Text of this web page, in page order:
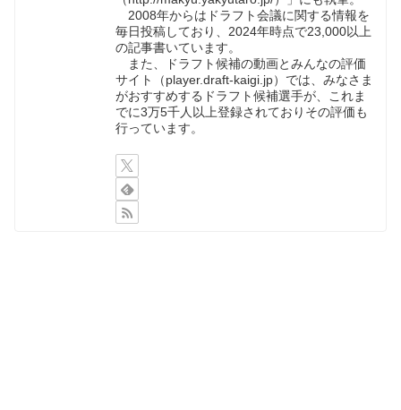
2008年からはドラフト会議に関する情報を
毎日投稿しており、2024年時点で23,000以上
の記事書いています。
また、ドラフト候補の動画とみんなの評価
サイト（player.draft-kaigi.jp）では、みなさま
がおすすめするドラフト候補選手が、これま
でに3万5千人以上登録されておりその評価も
行っています。